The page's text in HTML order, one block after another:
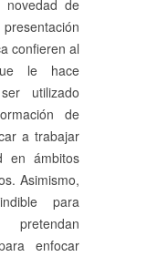
novedad de
confieren al
le hace
utilizado
de
a trabajar
en ámbitos
Asimismo,
para
pretendan
enfocar